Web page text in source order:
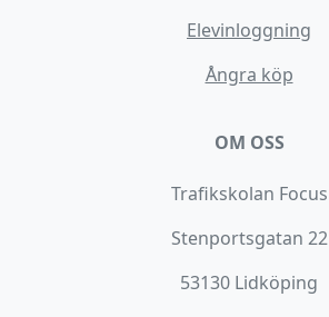
Elevinloggning
Ångra köp
OM OSS
Trafikskolan Focus
Stenportsgatan 22
53130 Lidköping